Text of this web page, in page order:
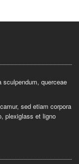
sculpendum, querceae
sed etiam corpora
plexiglass et ligno